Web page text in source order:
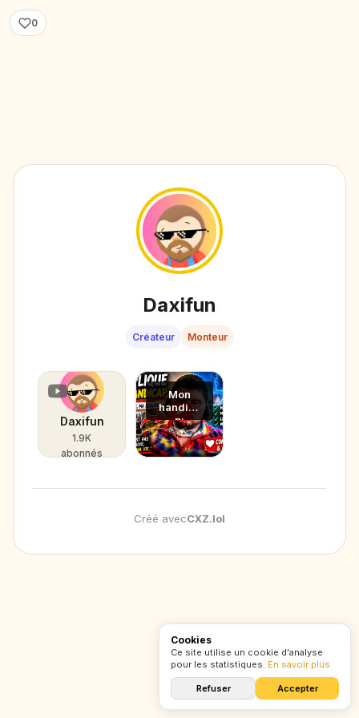
0
Daxifun
Créateur Monteur
Daxifun
1.9K
abonnés
Mon
handica
p:
explicati
on
Créé avecCXZ.lol
Cookies
Ce site utilise un cookie d'analyse
pour les statistiques. En savoir plus
Refuser Accepter